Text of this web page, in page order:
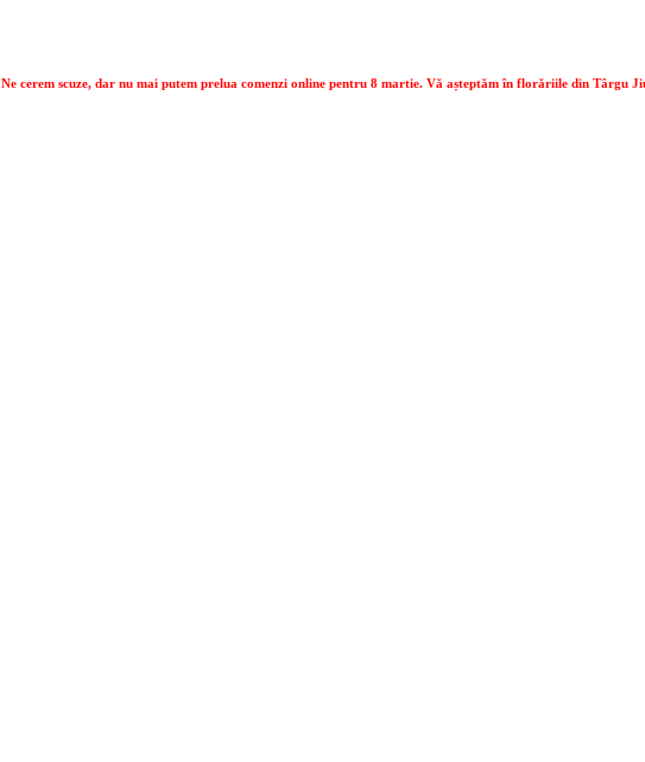
Ne cerem scuze, dar nu mai putem prelua comenzi online pentru 8 martie. Vă așteptăm în florăriile din Târgu